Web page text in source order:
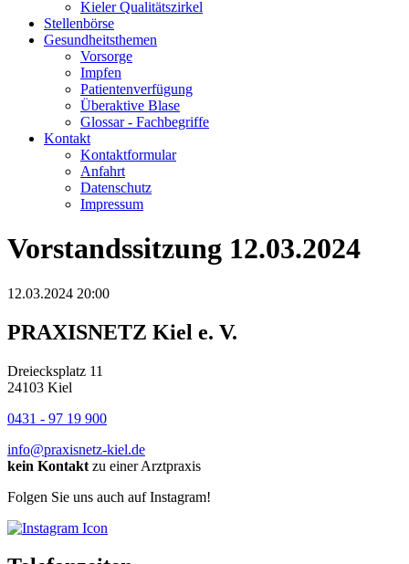
Kieler Qualitätszirkel
Stellenbörse
Gesundheitsthemen
Vorsorge
Impfen
Patientenverfügung
Überaktive Blase
Glossar - Fachbegriffe
Kontakt
Kontaktformular
Anfahrt
Datenschutz
Impressum
Vorstandssitzung 12.03.2024
12.03.2024 20:00
PRAXISNETZ Kiel e. V.
Dreiecksplatz 11
24103 Kiel
0431 - 97 19 900
info@praxisnetz-kiel.de
kein Kontakt zu einer Arztpraxis
Folgen Sie uns auch auf Instagram!